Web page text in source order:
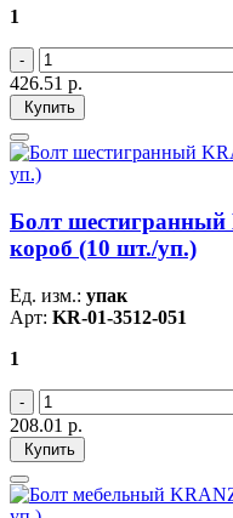
1
426.51 р.
Купить
Болт шестигранный
короб (10 шт./уп.)
Ед. изм.: упак
Арт: KR-01-3512-051
1
208.01 р.
Купить